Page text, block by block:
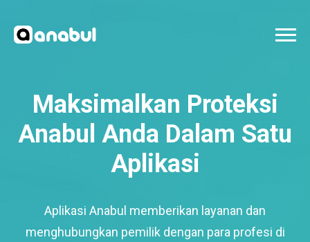
Maksimalkan Proteksi
Anabul Anda Dalam Satu
Aplikasi
Aplikasi Anabul memberikan layanan dan
menghubungkan pemilik dengan para profesi di